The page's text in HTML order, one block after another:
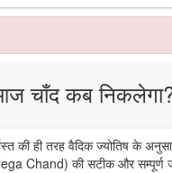
चाँद कब
की ही तरह वैदिक ज्योतिष के
Chand) की सटीक और सम्पूर्ण